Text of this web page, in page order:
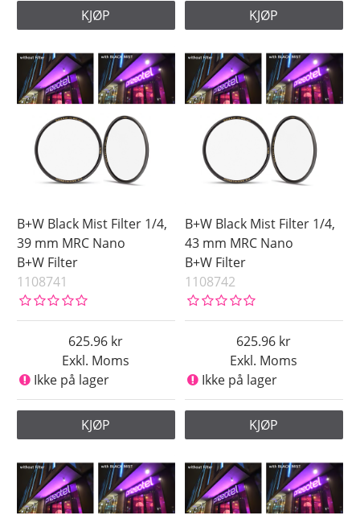
KJØP KJØP
B+W Black Mist Filter 1/4,
39 mm MRC Nano
B+W Filter
1108741
Exkl. Moms
625.96
Ikke på lager
KJØP
B+W Black Mist Filter 1/4,
43 mm MRC Nano
B+W Filter
1108742
Exkl. Moms
625.96
Ikke på lager
KJØP